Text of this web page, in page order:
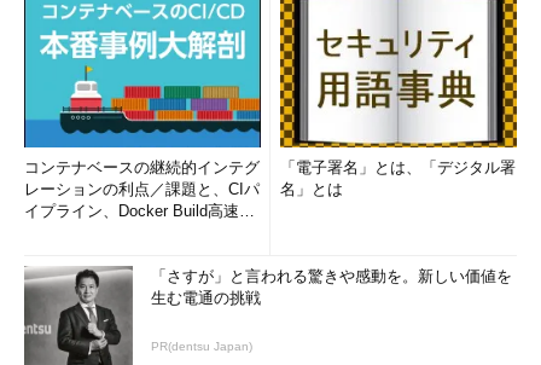
コンテナベースの継続的インテグ
レーションの利点／課題と、CIパ
イプライン、Docker Build高速化
「電子署名」とは、「デジタル署
名」とは
「さすが」と言われる驚きや感動を。新しい価値を
生む電通の挑戦
PR(dentsu Japan)